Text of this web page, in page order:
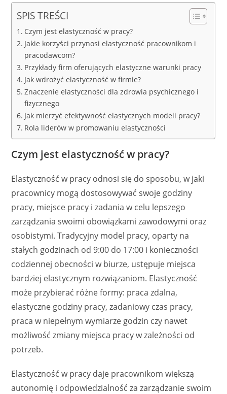
SPIS TREŚCI
Czym jest elastyczność w pracy?
Jakie korzyści przynosi elastyczność pracownikom i
pracodawcom?
Przykłady firm oferujących elastyczne warunki pracy
Jak wdrożyć elastyczność w firmie?
Znaczenie elastyczności dla zdrowia psychicznego i
fizycznego
Jak mierzyć efektywność elastycznych modeli pracy?
Rola liderów w promowaniu elastyczności
Czym jest elastyczność w pracy?
Elastyczność w pracy odnosi się do sposobu, w jaki
pracownicy mogą dostosowywać swoje godziny
pracy, miejsce pracy i zadania w celu lepszego
zarządzania swoimi obowiązkami zawodowymi oraz
osobistymi. Tradycyjny model pracy, oparty na
stałych godzinach od 9:00 do 17:00 i konieczności
codziennej obecności w biurze, ustępuje miejsca
bardziej elastycznym rozwiązaniom. Elastyczność
może przybierać różne formy: praca zdalna,
elastyczne godziny pracy, zadaniowy czas pracy,
praca w niepełnym wymiarze godzin czy nawet
możliwość zmiany miejsca pracy w zależności od
potrzeb.
Elastyczność w pracy daje pracownikom większą
autonomię i odpowiedzialność za zarządzanie swoim